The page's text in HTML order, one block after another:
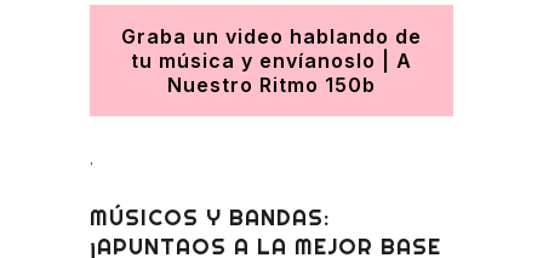
Graba un video hablando de
tu música y envíanoslo | A
Nuestro Ritmo 150b
.
MÚSICOS Y BANDAS:
¡APUNTAOS A LA MEJOR BASE